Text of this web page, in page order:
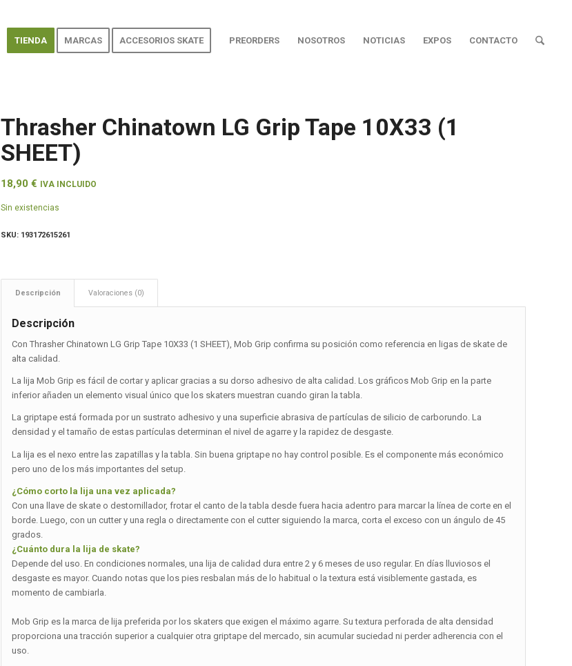
TIENDA MARCAS ACCESORIOS SKATE PREORDERS NOSOTROS NOTICIAS EXPOS CONTACTO
Thrasher Chinatown LG Grip Tape 10X33 (1
SHEET)
18,90€ IVA INCLUIDO
Sin existencias
SKU: 193172615261
Descripción Valoraciones (0)
Descripción
Con Thrasher Chinatown LG Grip Tape 10X33 (1 SHEET), Mob Grip confirma su posición como referencia en ligas de skate de
alta calidad.
La lija Mob Grip es fácil de cortar y aplicar gracias a su dorso adhesivo de alta calidad. Los gráficos Mob Grip en la parte
inferior añaden un elemento visual único que los skaters muestran cuando giran la tabla.
La griptape está formada por un sustrato adhesivo y una superficie abrasiva de partículas de silicio de carborundo. La
densidad y el tamaño de estas partículas determinan el nivel de agarre y la rapidez de desgaste.
La lija es el nexo entre las zapatillas y la tabla. Sin buena griptape no hay control posible. Es el componente más económico
pero uno de los más importantes del setup.
¿Cómo corto la lija una vez aplicada?
Con una llave de skate o destornillador, frotar el canto de la tabla desde fuera hacia adentro para marcar la línea de corte en el
borde. Luego, con un cutter y una regla o directamente con el cutter siguiendo la marca, corta el exceso con un ángulo de 45
grados.
¿Cuánto dura la lija de skate?
Depende del uso. En condiciones normales, una lija de calidad dura entre 2 y 6 meses de uso regular. En días lluviosos el
desgaste es mayor. Cuando notas que los pies resbalan más de lo habitual o la textura está visiblemente gastada, es
momento de cambiarla.
Mob Grip es la marca de lija preferida por los skaters que exigen el máximo agarre. Su textura perforada de alta densidad
proporciona una tracción superior a cualquier otra griptape del mercado, sin acumular suciedad ni perder adherencia con el
uso.